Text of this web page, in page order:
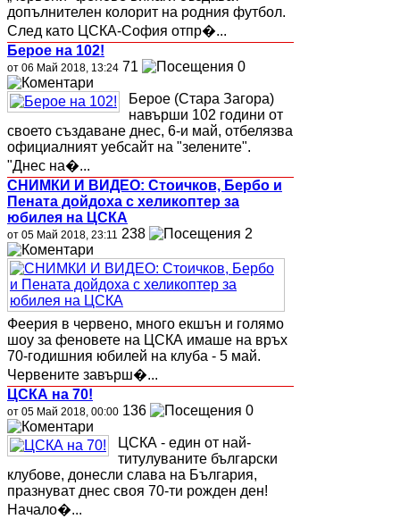
допълнителен колорит на родния футбол.
След като ЦСКА-София отпр�...
Берое на 102!
от 06 Май 2018, 13:24 71 0
Берое (Стара Загора)
навърши 102 години от
своето създаване днес, 6-и май, отбелязва
официалният уебсайт на "зелените".
"Днес на�...
СНИМКИ И ВИДЕО: Стоичков, Бербо и
Пената дойдоха с хеликоптер за
юбилея на ЦСКА
от 05 Май 2018, 23:11 238 2
Феерия в червено, много екшън и голямо
шоу за феновете на ЦСКА имаше на връх
70-годишния юбилей на клуба - 5 май.
Червените завърш�...
ЦСКА на 70!
от 05 Май 2018, 00:00 136 0
ЦСКА - един от най-
титулуваните български
клубове, донесли слава на България,
празнуват днес своя 70-ти рожден ден!
Начало�...